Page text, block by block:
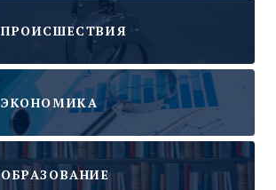
ПРОИСШЕСТВИЯ
ЭКОНОМИКА
ОБРАЗОВАНИЕ